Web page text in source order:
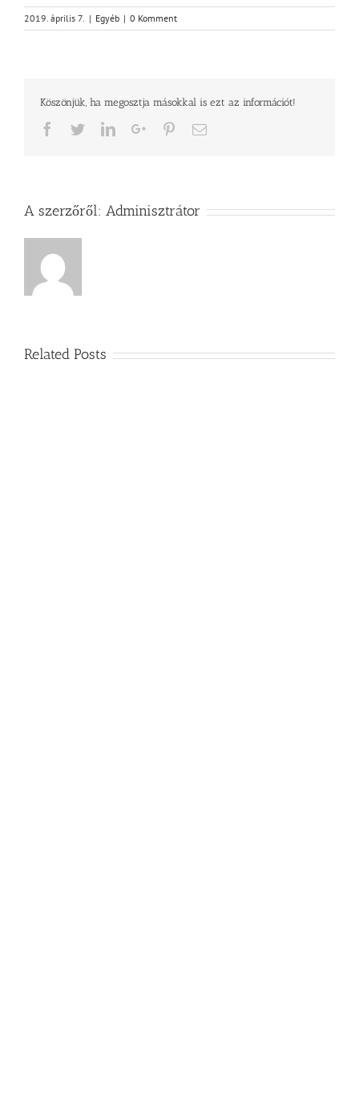
2019. április 7. | Egyéb | 0 Komment
Köszönjük, ha megosztja másokkal is ezt az információt!
Facebook
TwitterLinkedInGoogle+PinterestEmail
A szerzőről: Adminisztrátor
Related Posts